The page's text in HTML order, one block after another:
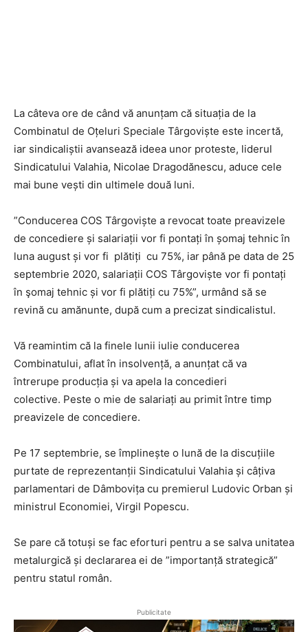
La câteva ore de când vă anunțam că situația de la
Combinatul de Oțeluri Speciale Târgoviște este incertă,
iar sindicaliștii avansează ideea unor proteste, liderul
Sindicatului Valahia, Nicolae Dragodănescu, aduce cele
mai bune vești din ultimele două luni.
”Conducerea COS Târgoviște a revocat toate preavizele
de concediere și salariații vor fi pontați în șomaj tehnic în
luna august și vor fi plătiți cu 75%, iar până pe data de 25
septembrie 2020, salariații COS Târgoviște vor fi pontați
în şomaj tehnic și vor fi plătiți cu 75%”, urmând să se
revină cu amănunte, după cum a precizat sindicalistul.
Vă reamintim că la finele lunii iulie conducerea
Combinatului, aflat în insolvență, a anunțat că va
întrerupe producția și va apela la concedieri
colective. Peste o mie de salariați au primit între timp
preavizele de concediere.
Pe 17 septembrie, se împlinește o lună de la discuțiile
purtate de reprezentanții Sindicatului Valahia și câțiva
parlamentari de Dâmbovița cu premierul Ludovic Orban și
ministrul Economiei, Virgil Popescu.
Se pare că totuși se fac eforturi pentru a se salva unitatea
metalurgică și declararea ei de ”importanță strategică”
pentru statul român.
Publicitate